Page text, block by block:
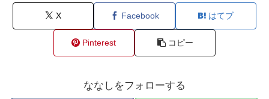
X Facebook はてブ
Pinterest コピー
ななしをフォローする